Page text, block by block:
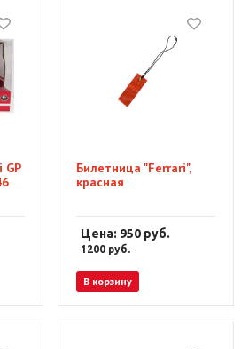
GP
Билетница "Ferrari",
красная
Цена: 950 руб.
1200руб.
В корзину